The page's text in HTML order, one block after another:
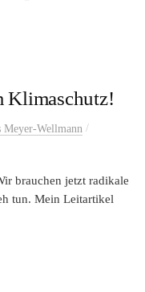
Klimaschutz!
Meyer-Wellmann /
brauchen jetzt radikale
tun. Mein Leitartikel